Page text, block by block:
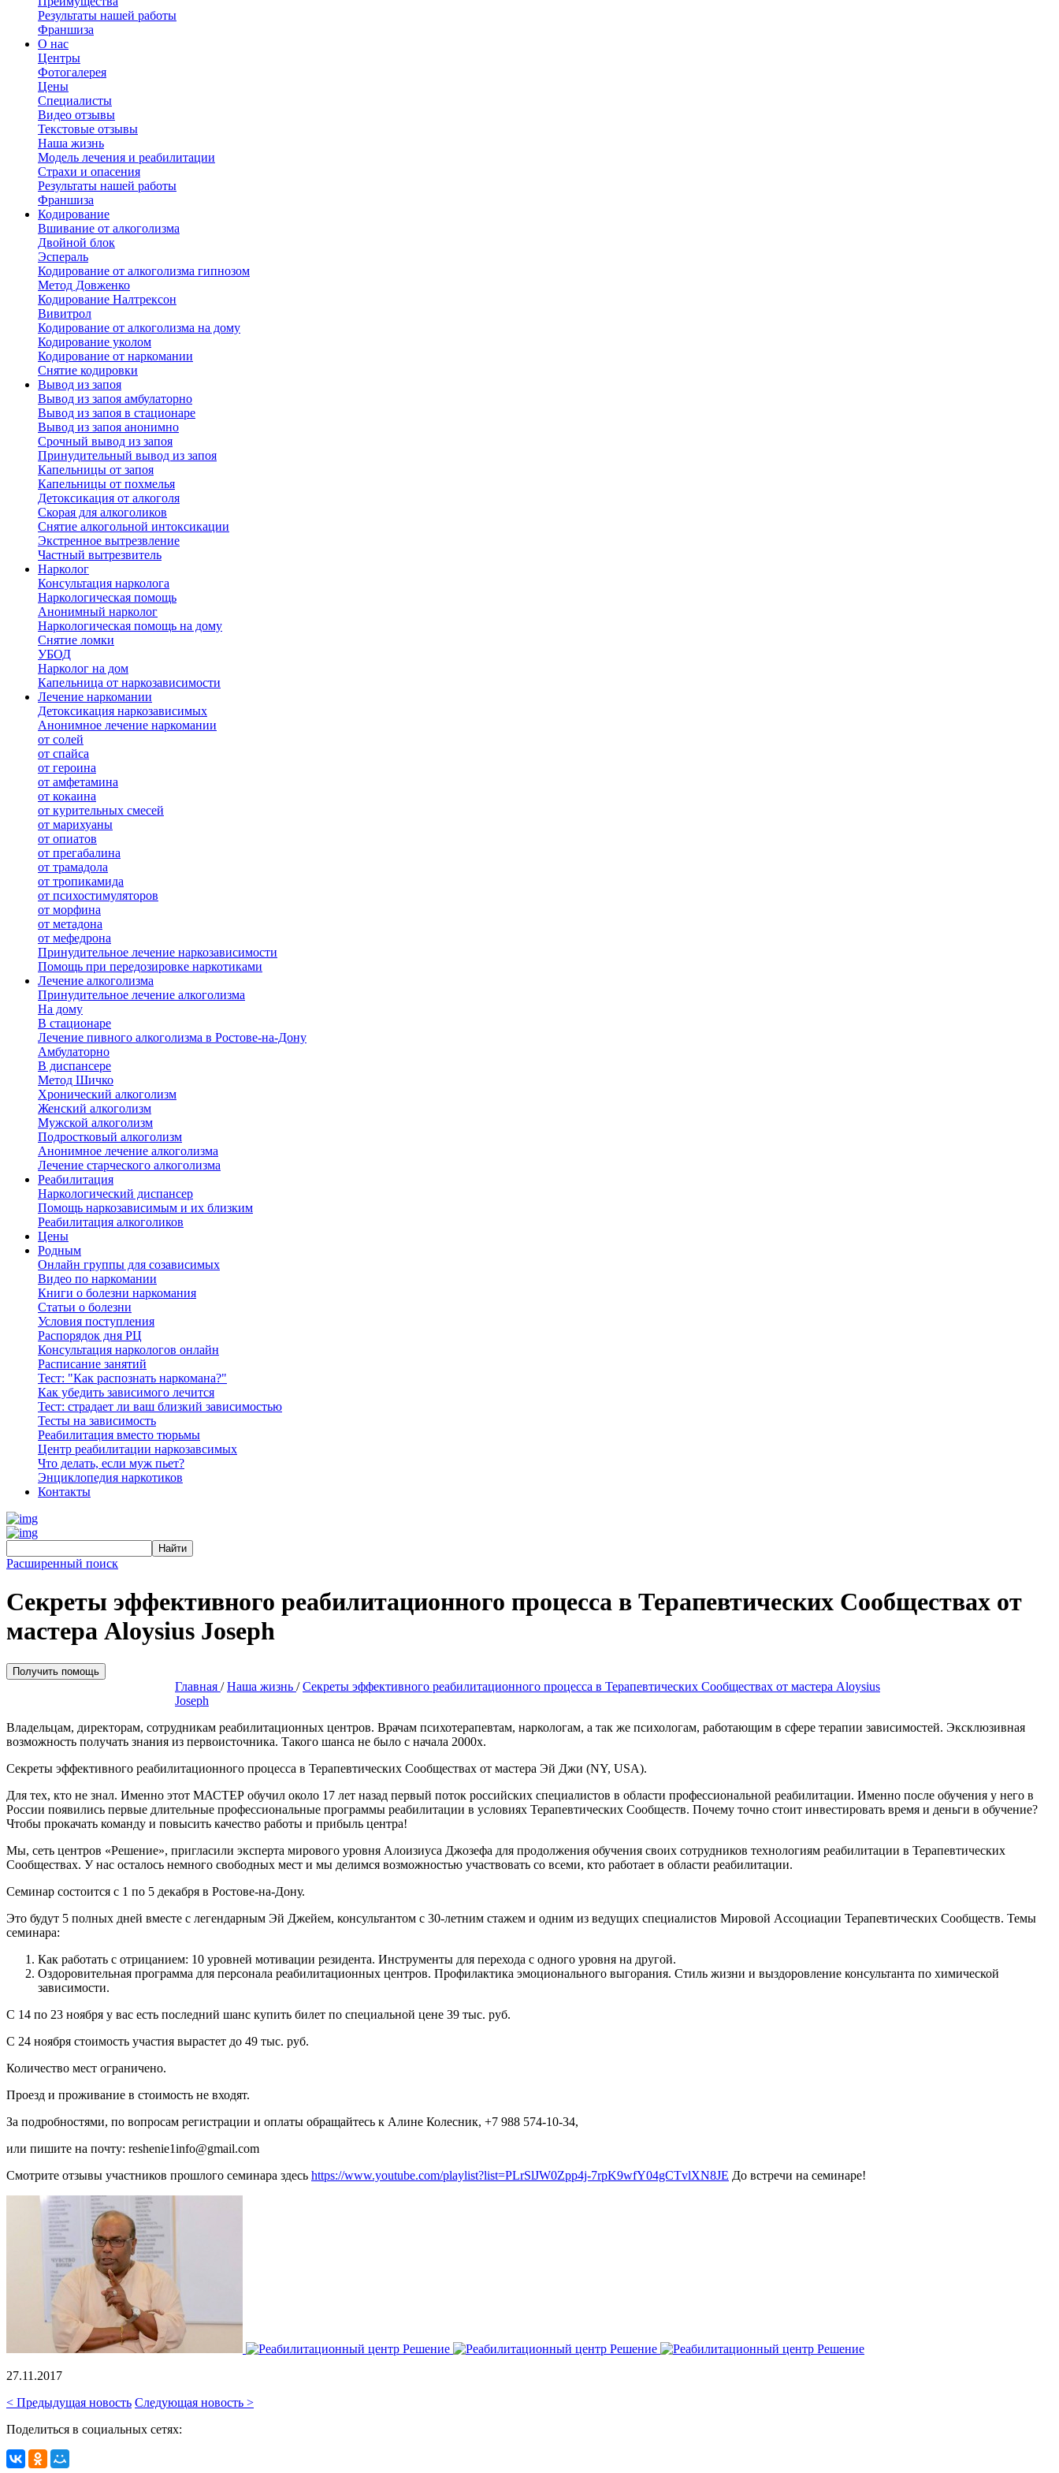
Результаты нашей работы
Франшиза
О нас
Центры
Фотогалерея
Цены
Специалисты
Видео отзывы
Текстовые отзывы
Наша жизнь
Модель лечения и реабилитации
Страхи и опасения
Результаты нашей работы
Франшиза
Кодирование
Вшивание от алкоголизма
Двойной блок
Эспераль
Кодирование от алкоголизма гипнозом
Метод Довженко
Кодирование Налтрексон
Вивитрол
Кодирование от алкоголизма на дому
Кодирование уколом
Кодирование от наркомании
Снятие кодировки
Вывод из запоя
Вывод из запоя амбулаторно
Вывод из запоя в стационаре
Вывод из запоя анонимно
Срочный вывод из запоя
Принудительный вывод из запоя
Капельницы от запоя
Капельницы от похмелья
Детоксикация от алкоголя
Скорая для алкоголиков
Снятие алкогольной интоксикации
Экстренное вытрезвление
Частный вытрезвитель
Нарколог
Консультация нарколога
Наркологическая помощь
Анонимный нарколог
Наркологическая помощь на дому
Снятие ломки
УБОД
Нарколог на дом
Капельница от наркозависимости
Лечение наркомании
Детоксикация наркозависимых
Анонимное лечение наркомании
от солей
от спайса
от героина
от амфетамина
от кокаина
от курительных смесей
от марихуаны
от опиатов
от прегабалина
от трамадола
от тропикамида
от психостимуляторов
от морфина
от метадона
от мефедрона
Принудительное лечение наркозависимости
Помощь при передозировке наркотиками
Лечение алкоголизма
Принудительное лечение алкоголизма
На дому
В стационаре
Лечение пивного алкоголизма в Ростове-на-Дону
Амбулаторно
В диспансере
Метод Шичко
Хронический алкоголизм
Женский алкоголизм
Мужской алкоголизм
Подростковый алкоголизм
Анонимное лечение алкоголизма
Лечение старческого алкоголизма
Реабилитация
Наркологический диспансер
Помощь наркозависимым и их близким
Реабилитация алкоголиков
Цены
Родным
Онлайн группы для созависимых
Видео по наркомании
Книги о болезни наркомания
Статьи о болезни
Условия поступления
Распорядок дня РЦ
Консультация наркологов онлайн
Расписание занятий
Тест: "Как распознать наркомана?"
Как убедить зависимого лечится
Тест: страдает ли ваш близкий зависимостью
Тесты на зависимость
Реабилитация вместо тюрьмы
Центр реабилитации наркозавсимых
Что делать, если муж пьет?
Энциклопедия наркотиков
Контакты
Расширенный поиск
Секреты эффективного реабилитационного процесса в Терапевтических Сообществах от
мастера Aloysius Joseph
Получить помощь
Главная /Наша жизнь /Секреты эффективного реабилитационного процесса в Терапевтических Сообществах от мастера Aloysius
Joseph
Владельцам, директорам, сотрудникам реабилитационных центров. Врачам психотерапевтам, наркологам, а так же психологам, работающим в сфере терапии зависимостей. Эксклюзивная
возможность получать знания из первоисточника. Такого шанса не было с начала 2000х.
Секреты эффективного реабилитационного процесса в Терапевтических Сообществах от мастера Эй Джи (NY, USA).
Для тех, кто не знал. Именно этот МАСТЕР обучил около 17 лет назад первый поток российских специалистов в области профессиональной реабилитации. Именно после обучения у него в
России появились первые длительные профессиональные программы реабилитации в условиях Терапевтических Сообществ. Почему точно стоит инвестировать время и деньги в обучение?
Чтобы прокачать команду и повысить качество работы и прибыль центра!
Мы, сеть центров «Решение», пригласили эксперта мирового уровня Алоизиуса Джозефа для продолжения обучения своих сотрудников технологиям реабилитации в Терапевтических
Сообществах. У нас осталось немного свободных мест и мы делимся возможностью участвовать со всеми, кто работает в области реабилитации.
Семинар состоится с 1 по 5 декабря в Ростове-на-Дону.
Это будут 5 полных дней вместе с легендарным Эй Джейем, консультантом с 30-летним стажем и одним из ведущих специалистов Мировой Ассоциации Терапевтических Сообществ. Темы
семинара:
Как работать с отрицанием: 10 уровней мотивации резидента. Инструменты для перехода с одного уровня на другой.
Оздоровительная программа для персонала реабилитационных центров. Профилактика эмоционального выгорания. Стиль жизни и выздоровление консультанта по химической
зависимости.
С 14 по 23 ноября у вас есть последний шанс купить билет по специальной цене 39 тыс. руб.
С 24 ноября стоимость участия вырастет до 49 тыс. руб.
Количество мест ограничено.
Проезд и проживание в стоимость не входят.
За подробностями, по вопросам регистрации и оплаты обращайтесь к Алине Колесник, +7 988 574-10-34,
или пишите на почту: reshenie1info@gmail.com
Смотрите отзывы участников прошлого семинара здесь https://www.youtube.com/playlist?list=PLrSlJW0Zpp4j-7rpK9wfY04gCTvlXN8JE До встречи на семинаре!
27.11.2017
< Предыдущая новость Следующая новость >
Поделиться в социальных сетях: